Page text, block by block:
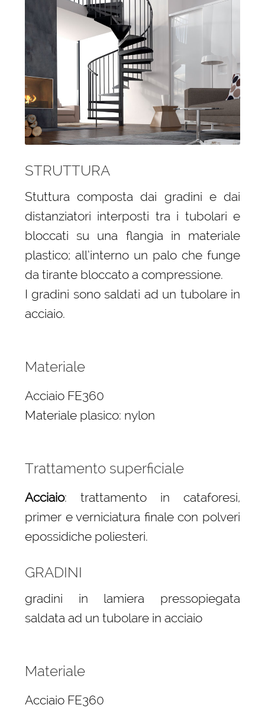
STRUTTURA
Stuttura composta dai gradini e dai
distanziatori interposti tra i tubolari e
bloccati su una flangia in materiale
plastico; all’interno un palo che funge
da tirante bloccato a compressione.
I gradini sono saldati ad un tubolare in
acciaio.
Materiale
Acciaio FE360
Materiale plasico: nylon
Trattamento superficiale
Acciaio: trattamento in cataforesi,
primer e verniciatura finale con polveri
epossidiche poliesteri.
GRADINI
gradini in lamiera pressopiegata
saldata ad un tubolare in acciaio
Materiale
Acciaio FE360